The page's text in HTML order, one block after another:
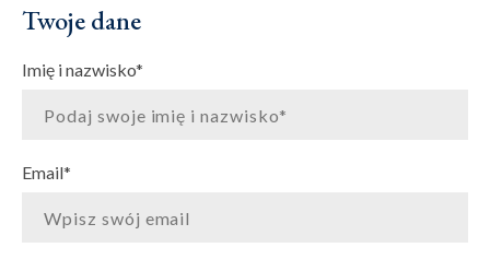
Twoje dane
Imię i nazwisko*
Email*